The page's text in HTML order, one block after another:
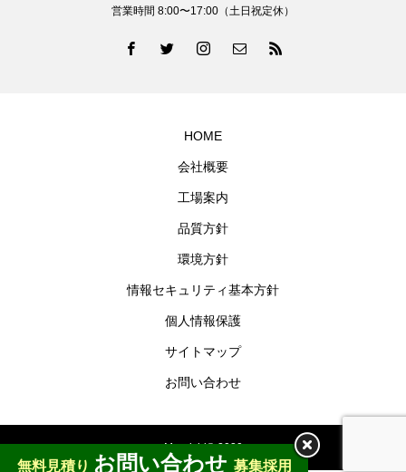
営業時間 8:00〜17:00（土日祝定休）
HOME
会社概要
工場案内
品質方針
環境方針
情報セキュリティ基本方針
個人情報保護
サイトマップ
お問い合わせ
Maruichi© 2020
無料見積り お問い合わせ 募集採用